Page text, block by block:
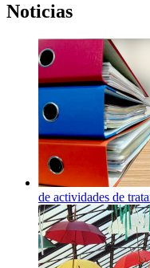
Noticias
de actividades de